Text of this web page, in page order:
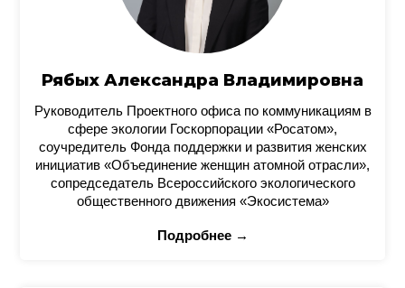
Рябых Александра Владимировна
Руководитель Проектного офиса по коммуникациям в
сфере экологии Госкорпорации «Росатом»,
соучредитель Фонда поддержки и развития женских
инициатив «Объединение женщин атомной отрасли»,
сопредседатель Всероссийского экологического
общественного движения «Экосистема»
Подробнее →